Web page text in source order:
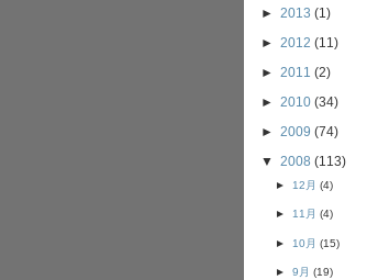
► 2013 (1)
► 2012 (11)
► 2011 (2)
► 2010 (34)
► 2009 (74)
▼ 2008 (113)
► 12月 (4)
► 11月 (4)
► 10月 (15)
► 9月 (19)